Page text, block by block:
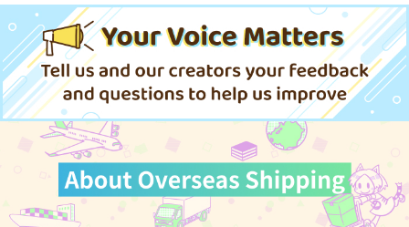
万事さいおうが馬×鹿
万緑一紅
番犬世一ガオガオ
増やす最強の美少女軍
団を作り上げ
ろ THE COMIC 14
マイクロマガジン社
792円（税込）
サンプル
作品詳細
の教室へ 終・2年生
編、3年生編
startBOX トモセシュ
KADOKAWA
サンプル
アクリルボード（よう
こそ実力至上主義の教
室へ 終・2年生編、3
年生編startBOX トモ
セシュンサ
ク Art Works）
KADOKAWA
2,800 円（税込）
サンプル